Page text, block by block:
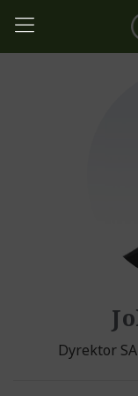
Dyrektor